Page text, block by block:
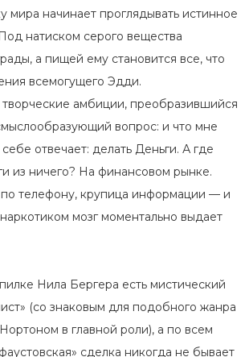
мира начинает проглядывать истинное
натиском серого вещества
а пищей ему становится все, что
всемогущего Эдди.
амбиции, преобразившийся
вопрос: и что мне
отвечает: делать Деньги. А где
из ничего? На финансовом рынке.
по телефону, крупица информации — и
мозг моментально выдает
Нила Бергера есть мистический
(со знаковым для подобного жанра
в главной роли), а по всем
сделка никогда не бывает